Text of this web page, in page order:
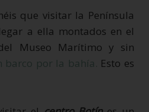
que visitar la Península
a ella montados en el
Museo Marítimo y sin
barco por la bahía. Esto es